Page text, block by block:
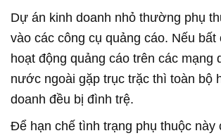
Dự án kinh doanh nhỏ thường phụ
vào các công cụ quảng cáo. Nếu bất
hoạt động quảng cáo trên các mạng
nước ngoài gặp trục trặc thì toàn bộ
doanh đều bị đình trệ.
Để hạn chế tình trạng phụ thuộc này